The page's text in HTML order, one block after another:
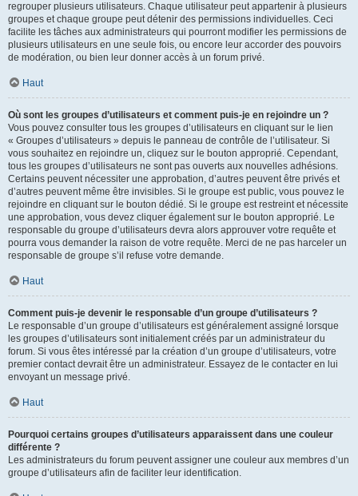
regrouper plusieurs utilisateurs. Chaque utilisateur peut appartenir à plusieurs
groupes et chaque groupe peut détenir des permissions individuelles. Ceci
facilite les tâches aux administrateurs qui pourront modifier les permissions de
plusieurs utilisateurs en une seule fois, ou encore leur accorder des pouvoirs
de modération, ou bien leur donner accès à un forum privé.
Haut
Où sont les groupes d’utilisateurs et comment puis-je en rejoindre un ?
Vous pouvez consulter tous les groupes d’utilisateurs en cliquant sur le lien
« Groupes d’utilisateurs » depuis le panneau de contrôle de l’utilisateur. Si
vous souhaitez en rejoindre un, cliquez sur le bouton approprié. Cependant,
tous les groupes d’utilisateurs ne sont pas ouverts aux nouvelles adhésions.
Certains peuvent nécessiter une approbation, d’autres peuvent être privés et
d’autres peuvent même être invisibles. Si le groupe est public, vous pouvez le
rejoindre en cliquant sur le bouton dédié. Si le groupe est restreint et nécessite
une approbation, vous devez cliquer également sur le bouton approprié. Le
responsable du groupe d’utilisateurs devra alors approuver votre requête et
pourra vous demander la raison de votre requête. Merci de ne pas harceler un
responsable de groupe s’il refuse votre demande.
Haut
Comment puis-je devenir le responsable d’un groupe d’utilisateurs ?
Le responsable d’un groupe d’utilisateurs est généralement assigné lorsque
les groupes d’utilisateurs sont initialement créés par un administrateur du
forum. Si vous êtes intéressé par la création d’un groupe d’utilisateurs, votre
premier contact devrait être un administrateur. Essayez de le contacter en lui
envoyant un message privé.
Haut
Pourquoi certains groupes d’utilisateurs apparaissent dans une couleur
différente ?
Les administrateurs du forum peuvent assigner une couleur aux membres d’un
groupe d’utilisateurs afin de faciliter leur identification.